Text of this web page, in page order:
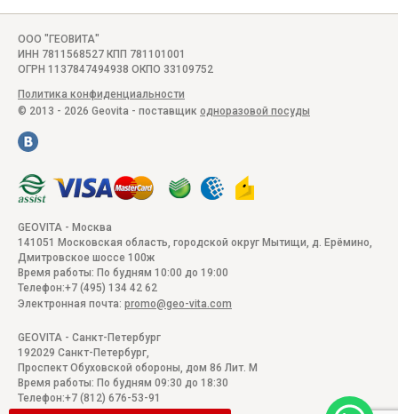
ООО "ГЕОВИТА"
ИНН 7811568527 КПП 781101001
ОГРН 1137847494938 ОКПО 33109752
Политика конфиденциальности
© 2013 - 2026 Geovita - поставщик одноразовой посуды
GEOVITA - Москва
141051
Московская область, городской округ Мытищи, д. Ерёмино,
Дмитровское шоссе 100ж
Время работы: По будням 10:00 до 19:00
Телефон:+7 (495) 134 42 62
Электронная почта: promo@geo-vita.com
GEOVITA - Санкт-Петербург
192029 Санкт-Петербург,
Проспект Обуховской обороны, дом 86 Лит. М
Время работы: По будням 09:30 до 18:30
Телефон:+7 (812) 676-53-91